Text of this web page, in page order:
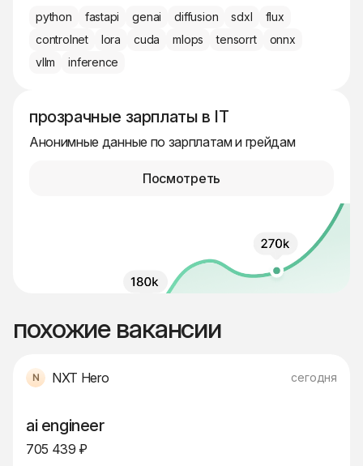
python fastapi genai diffusion sdxl
flux
controlnet
lora cuda mlops tensorrt
onnx
vllm
inference
прозрачные зарплаты в IT
Анонимные данные по зарплатам и грейдам
Посмотреть
похожие вакансии
NXT Hero сегодня
ai engineer
705 439 ₽